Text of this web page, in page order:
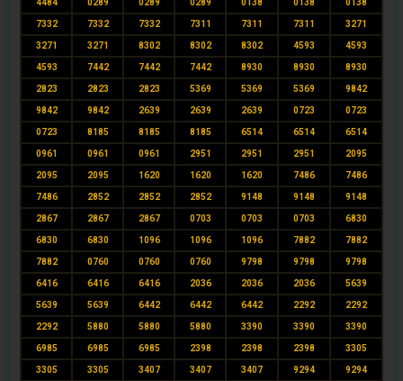
4484 0289 0289 0289 0138 0138 0138
7332 7332 7332 7311 7311 7311 3271
3271 3271 8302 8302 8302 4593 4593
4593 7442 7442 7442 8930 8930 8930
2823 2823 2823 5369 5369 5369 9842
9842 9842 2639 2639 2639 0723 0723
0723 8185 8185 8185 6514 6514 6514
0961 0961 0961 2951 2951 2951 2095
2095 2095 1620 1620 1620 7486 7486
7486 2852 2852 2852 9148 9148 9148
2867 2867 2867 0703 0703 0703 6830
6830 6830 1096 1096 1096 7882 7882
7882 0760 0760 0760 9798 9798 9798
6416 6416 6416 2036 2036 2036 5639
5639 5639 6442 6442 6442 2292 2292
2292 5880 5880 5880 3390 3390 3390
6985 6985 6985 2398 2398 2398 3305
3305 3305 3407 3407 3407 9294 9294